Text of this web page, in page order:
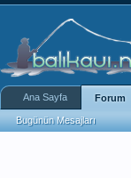
Ana Sayfa Forum
Bugünün Mesajları